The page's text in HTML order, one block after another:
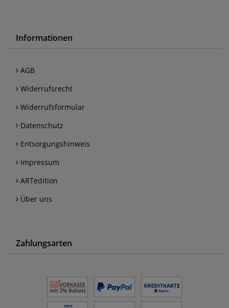
Informationen
AGB
Widerrufsrecht
Widerrufsformular
Datenschutz
Entsorgungshinweis
Impressum
ARTedition
Über uns
Zahlungsarten